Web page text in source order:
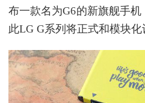
布一款名为G6的新旗舰手
此LG G系列将正式和模块化